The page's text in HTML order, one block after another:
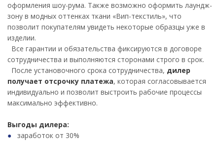
оформления шоу-рума. Также возможно оформить лаундж-
зону в модных оттенках ткани «Вип-текстиль», что
позволит покупателям увидеть некоторые образцы уже в
изделии.
Все гарантии и обязательства фиксируются в договоре
сотрудничества и выполняются сторонами строго в срок.
После установочного срока сотрудничества, дилер
получает отсрочку платежа, которая согласовывается
индивидуально и позволит выстроить рабочие процессы
максимально эффективно.
Выгоды дилера:
заработок от 30%